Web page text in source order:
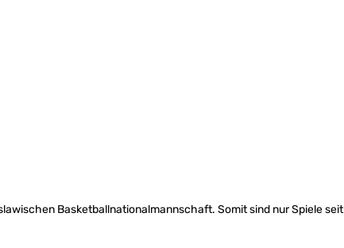
Basketballnationalmannschaft. Somit sind nur Spiele seit